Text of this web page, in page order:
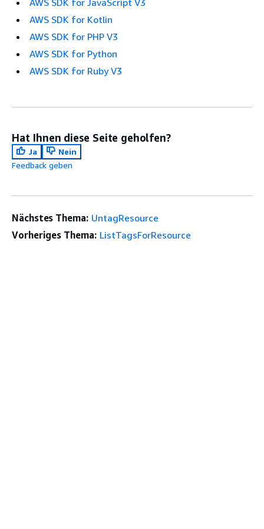
AWS SDK for JavaScript V3
AWS SDK for Kotlin
AWS SDK for PHP V3
AWS SDK for Python
AWS SDK for Ruby V3
Hat Ihnen diese Seite geholfen?
Ja
Nein
Feedback geben
Nächstes Thema: UntagResource
Vorheriges Thema: ListTagsForResource